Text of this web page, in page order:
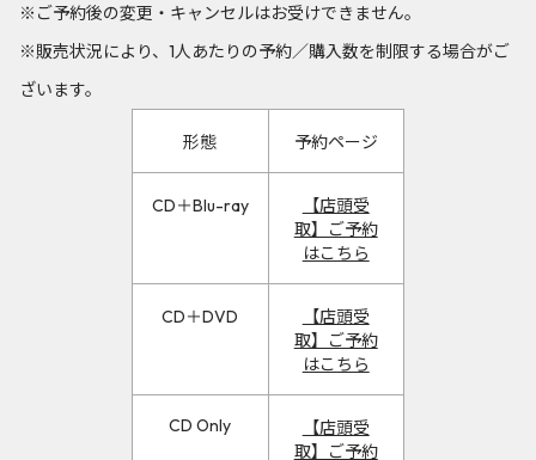
※ご予約後の変更・キャンセルはお受けできません。
※販売状況により、1人あたりの予約／購入数を制限する場合がご
ざいます。
形態 予約ページ
CD＋Blu-ray
【店頭受
取】ご予約
はこちら
CD＋DVD
【店頭受
取】ご予約
はこちら
CD Only
【店頭受
取】ご予約